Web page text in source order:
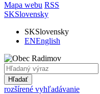
Mapa webu RSS
SKSlovensky
SKSlovensky
ENEnglish
Hľadať
rozšírené vyhľadávanie